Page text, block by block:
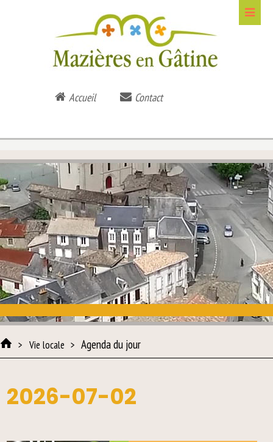
Accueil Contact
Vie locale Agenda du jour
2026-07-02